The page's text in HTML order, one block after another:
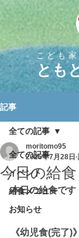
こども
とも
記事
全ての記事
イベント
給食メニュー
お知らせ
全ての記事
今日の給
moritomo95
2025年7月28日
本日の給食です
《幼児食(完了)》